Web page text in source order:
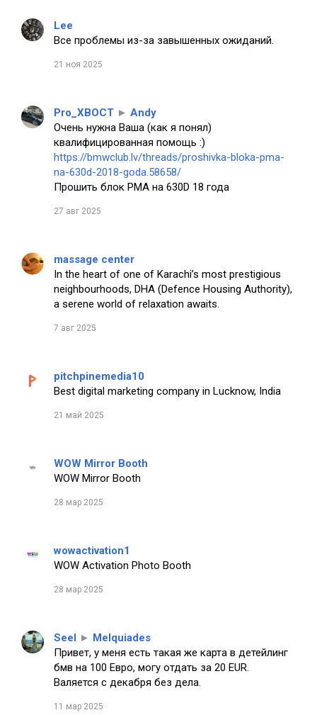
Lee
Все проблемы из-за завышенных ожиданий.
21 ноя 2025
Pro_XBOCT ► Andy
Очень нужна Ваша (как я понял)
квалифицированная помощь :)
https://bmwclub.lv/threads/proshivka-bloka-pma-
na-630d-2018-goda.58658/
Прошить блок PMA на 630D 18 года
27 авг 2025
massage center
In the heart of one of Karachi’s most prestigious
neighbourhoods, DHA (Defence Housing Authority),
a serene world of relaxation awaits.
7 авг 2025
pitchpinemedia10
Best digital marketing company in Lucknow, India
21 май 2025
WOW Mirror Booth
WOW Mirror Booth
28 мар 2025
wowactivation1
WOW Activation Photo Booth
28 мар 2025
Seel ► Melquiades
Привет, у меня есть такая же карта в детейлинг
бмв на 100 Евро, могу отдать за 20 EUR.
Валяется с декабря без дела.
11 мар 2025